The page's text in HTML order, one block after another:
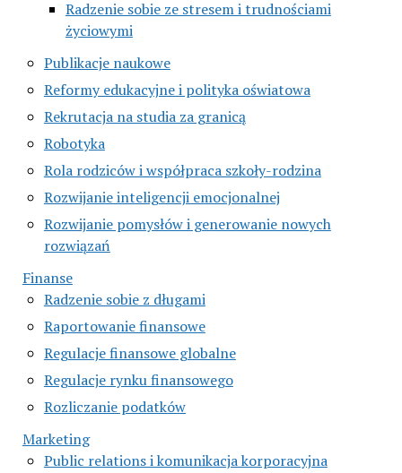
Radzenie sobie ze stresem i trudnościami
życiowymi
Publikacje naukowe
Reformy edukacyjne i polityka oświatowa
Rekrutacja na studia za granicą
Robotyka
Rola rodziców i współpraca szkoły-rodzina
Rozwijanie inteligencji emocjonalnej
Rozwijanie pomysłów i generowanie nowych
rozwiązań
Finanse
Radzenie sobie z długami
Raportowanie finansowe
Regulacje finansowe globalne
Regulacje rynku finansowego
Rozliczanie podatków
Marketing
Public relations i komunikacja korporacyjna